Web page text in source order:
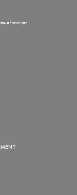
de ce site